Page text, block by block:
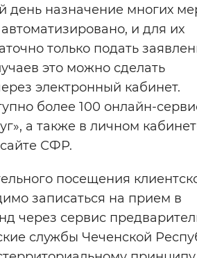
день назначение многих
и для их
только подать
это можно сделать
электронный кабинет.
более 100 онлайн-
а также в личном
СФР.
посещения
записаться на прием в
через сервис
службы Чеченской